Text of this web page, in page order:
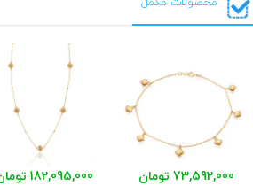
73,592,000 تومان 182,095,000 تومان